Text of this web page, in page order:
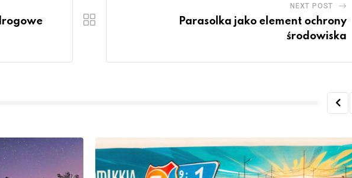
NEXT POST
Parasolka jako element ochrony
środowiska